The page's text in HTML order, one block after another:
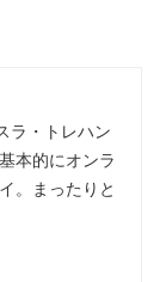
ラ・トレハン
本的にオンラ
。まったりと